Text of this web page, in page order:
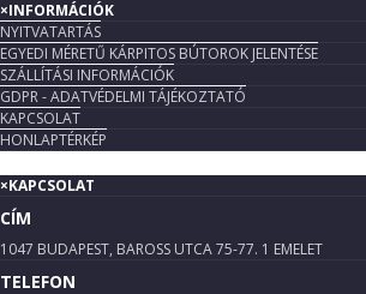
×INFORMÁCIÓK
NYITVATARTÁS
EGYEDI MÉRETŰ KÁRPITOS BÚTOROK JELENTÉSE
SZÁLLÍTÁSI INFORMÁCIÓK
GDPR - ADATVÉDELMI TÁJÉKOZTATÓ
KAPCSOLAT
HONLAPTÉRKÉP
×KAPCSOLAT
CÍM
1047 BUDAPEST, BAROSS UTCA 75-77. 1 EMELET
TELEFON